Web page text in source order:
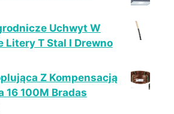
Uchwyt W
Litery T Stal I Drewno
Z Kompensacją
16 100M Bradas